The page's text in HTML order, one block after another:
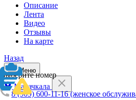
Описание
Лента
Видео
Отзывы
На карте
Назад
Выберите номер
8 (909) 600-11-16 (женское
Меню
Махачкала